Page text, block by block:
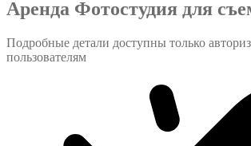
Аренда Фотостудия для
Подробные детали доступны только
пользователям